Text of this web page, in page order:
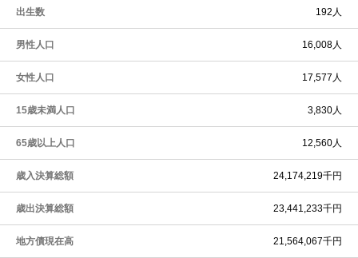
出生数 192人
男性人口 16,008人
女性人口 17,577人
15歳未満人口 3,830人
65歳以上人口 12,560人
歳入決算総額 24,174,219千円
歳出決算総額 23,441,233千円
地方債現在高 21,564,067千円